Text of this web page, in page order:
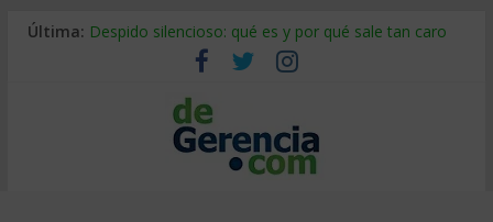
Última: Despido silencioso: qué es y por qué sale tan caro
La economía de Venezuela después del terremoto
Los 8 pasos de Kotter: liderar el cambio sin fracasar
Gestión de proyectos con IA: qué cambia en el oficio
IA y creatividad: cómo evitar que todos piensen igual